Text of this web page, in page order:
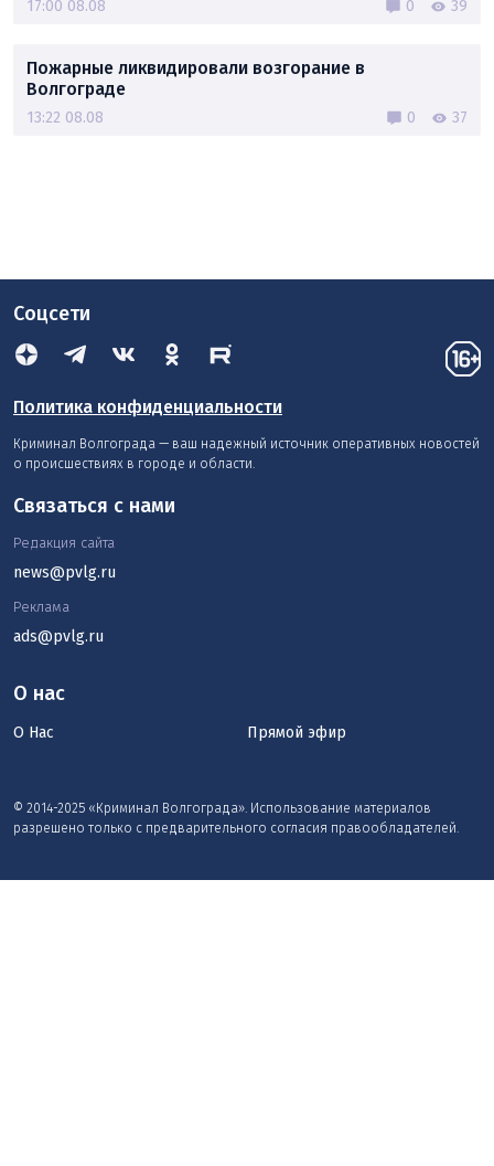
17:00 08.08 0 39
Пожарные ликвидировали возгорание в
Волгограде
13:22 08.08 0 37
Соцсети
Политика конфиденциальности
Криминал Волгограда — ваш надежный источник оперативных новостей
о происшествиях в городе и области.
О нас
О Нас Прямой эфир
© 2014-2025 «Криминал Волгограда». Использование материалов
разрешено только с предварительного согласия правообладателей.
Связаться с нами
Редакция сайта
news@pvlg.ru
Реклама
ads@pvlg.ru